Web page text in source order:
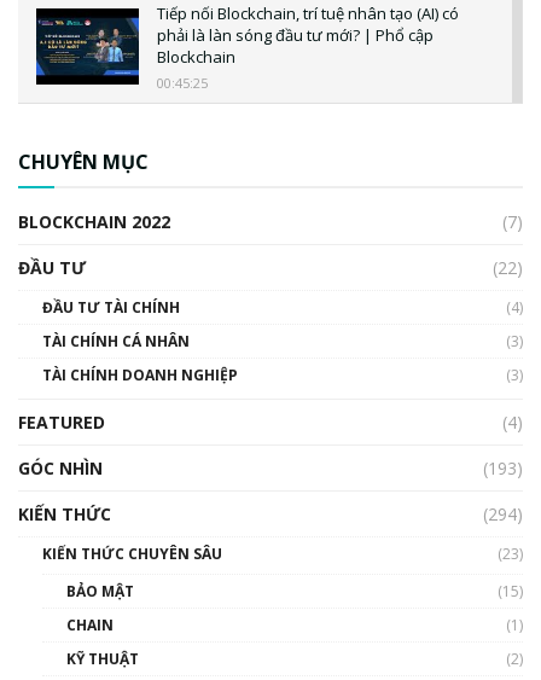
Tiếp nối Blockchain, trí tuệ nhân tạo (AI) có
phải là làn sóng đầu tư mới? | Phổ cập
Blockchain
00:45:25
00:02:14
Nhìn lại năm 2022: Những sự kiện ảnh hưởng
đến hệ sinh thái tiền mã hoá | Phổ cập
CHUYÊN MỤC
BLOCKCHAIN 2022
(7)
ĐẦU TƯ
(22)
ĐẦU TƯ TÀI CHÍNH
(4)
TÀI CHÍNH CÁ NHÂN
(3)
TÀI CHÍNH DOANH NGHIỆP
(3)
FEATURED
(4)
GÓC NHÌN
(193)
KIẾN THỨC
(294)
KIẾN THỨC CHUYÊN SÂU
(23)
BẢO MẬT
(15)
CHAIN
(1)
KỸ THUẬT
(2)